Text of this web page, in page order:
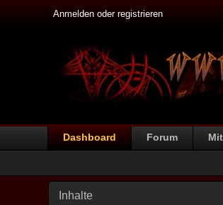
Anmelden oder registrieren
Dashboard Forum
Inhalte